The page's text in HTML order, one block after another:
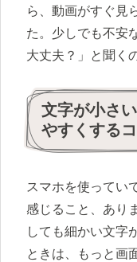
ら、動画がすぐ見
た。少しでも不安
大丈夫？」と聞く
文字が小さ
やすくする
スマホを使ってい
感じること、あり
しても細かい文字
ときは、もっと画